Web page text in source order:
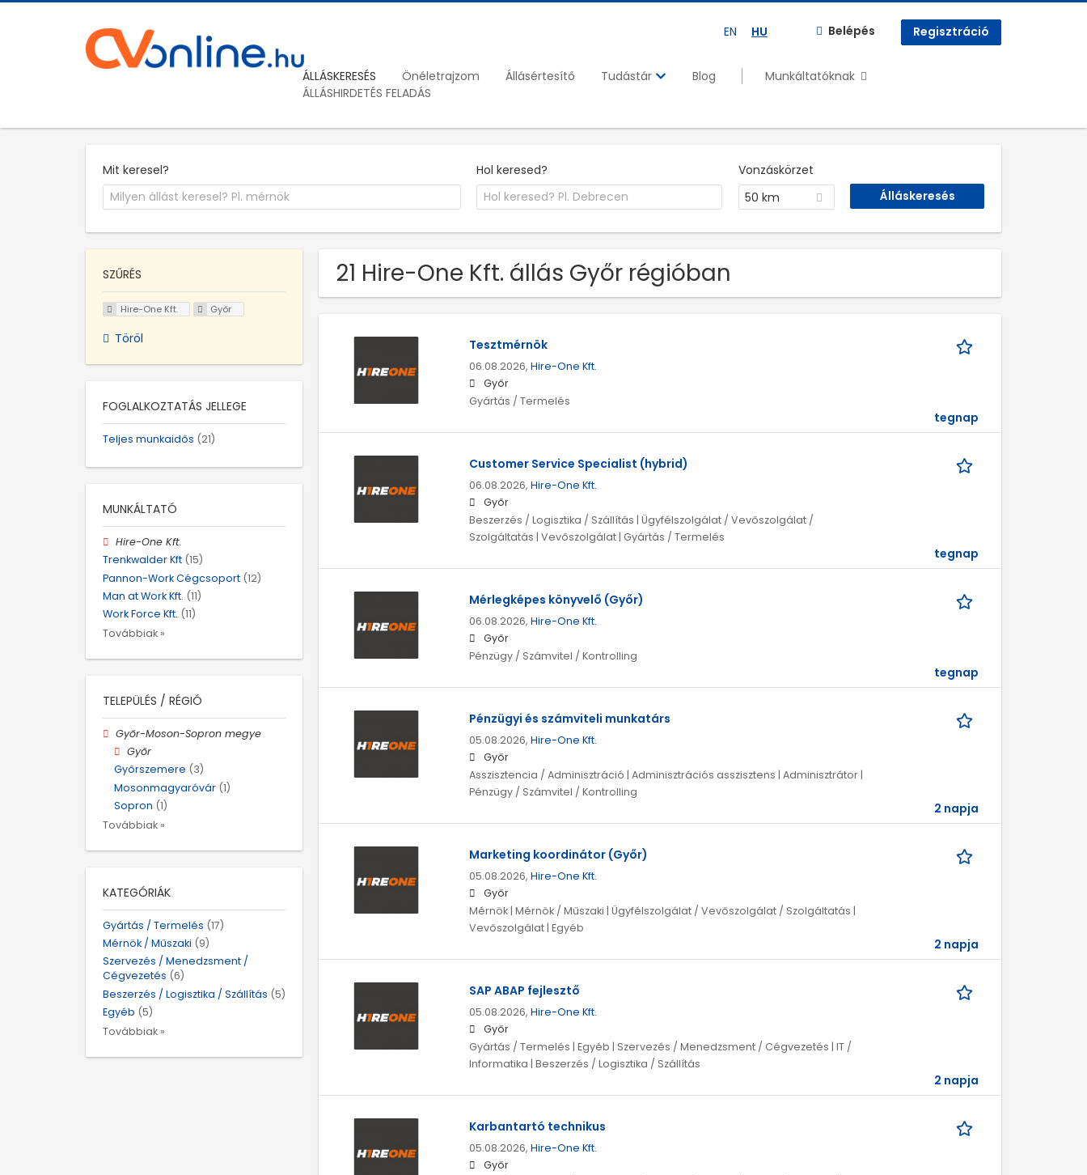
EN HU Belépés Regisztráció
ÁLLÁSKERESÉS Önéletrajzom Állásértesítő Tudástár Blog
Munkáltatóknak
ÁLLÁSHIRDETÉS FELADÁS
Mit keresel? Hol keresed?
Vonzáskörzet
50 km
21 Hire-One Kft. állás Győr régióban
Tesztmérnök
06.08.2026, Hire-One Kft.
Győr
Gyártás / Termelés
tegnap
Customer Service Specialist (hybrid)
06.08.2026, Hire-One Kft.
Győr
Beszerzés / Logisztika / Szállítás | Ügyfélszolgálat / Vevőszolgálat /
Szolgáltatás | Vevőszolgálat | Gyártás / Termelés
tegnap
Mérlegképes könyvelő (Győr)
06.08.2026, Hire-One Kft.
Győr
Pénzügy / Számvitel / Kontrolling
tegnap
Pénzügyi és számviteli munkatárs
05.08.2026, Hire-One Kft.
Győr
Asszisztencia / Adminisztráció | Adminisztrációs asszisztens | Adminisztrátor |
Pénzügy / Számvitel / Kontrolling
2 napja
Marketing koordinátor (Győr)
05.08.2026, Hire-One Kft.
Győr
Mérnök | Mérnök / Műszaki | Ügyfélszolgálat / Vevőszolgálat / Szolgáltatás |
Vevőszolgálat | Egyéb
2 napja
SAP ABAP fejlesztő
05.08.2026, Hire-One Kft.
Győr
Gyártás / Termelés | Egyéb | Szervezés / Menedzsment / Cégvezetés | IT /
Informatika | Beszerzés / Logisztika / Szállítás
2 napja
Karbantartó technikus
05.08.2026, Hire-One Kft.
Győr
SZŰRÉS
Hire-One Kft. Győr
Töröl
FOGLALKOZTATÁS JELLEGE
Teljes munkaidős (21)
MUNKÁLTATÓ
Hire-One Kft.
Trenkwalder Kft (15)
Pannon-Work Cégcsoport (12)
Man at Work Kft. (11)
Work Force Kft. (11)
Továbbiak »
TELEPÜLÉS / RÉGIÓ
Győr-Moson-Sopron megye
Győr
Győrszemere (3)
Mosonmagyaróvár (1)
Sopron (1)
Továbbiak »
KATEGÓRIÁK
Gyártás / Termelés (17)
Mérnök / Műszaki (9)
Szervezés / Menedzsment /
Cégvezetés (6)
Beszerzés / Logisztika / Szállítás (5)
Egyéb (5)
Továbbiak »